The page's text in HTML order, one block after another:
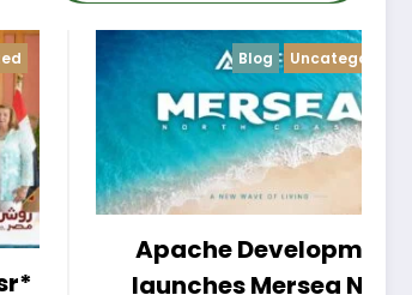
Blog Uncategorized